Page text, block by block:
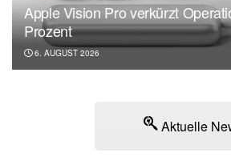
Apple Vision Pro verkürzt
Prozent
6. AUGUST 2026
Aktuelle